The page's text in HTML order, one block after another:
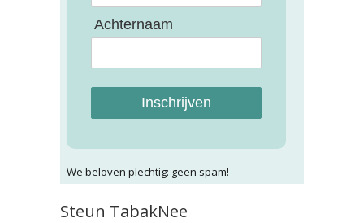
Achternaam
Inschrijven
We beloven plechtig: geen spam!
Steun TabakNee